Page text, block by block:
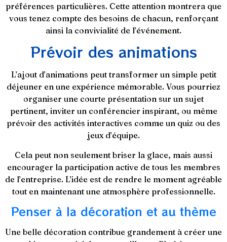
préférences particulières. Cette attention montrera que
vous tenez compte des besoins de chacun, renforçant
ainsi la convivialité de l’événement.
Prévoir des animations
L’ajout d’animations peut transformer un simple petit
déjeuner en une expérience mémorable. Vous pourriez
organiser une courte présentation sur un sujet
pertinent, inviter un conférencier inspirant, ou même
prévoir des activités interactives comme un quiz ou des
jeux d’équipe.
Cela peut non seulement briser la glace, mais aussi
encourager la participation active de tous les membres
de l’entreprise. L’idée est de rendre le moment agréable
tout en maintenant une atmosphère professionnelle.
Penser à la décoration et au thème
Une belle décoration contribue grandement à créer une